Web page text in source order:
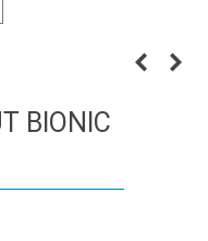
BIONIC